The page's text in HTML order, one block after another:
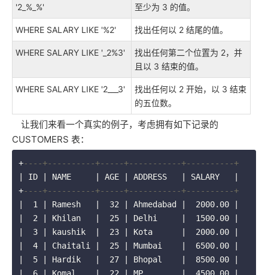
'2_%_%'
至少为 3 的值。
WHERE SALARY LIKE '%2' 找出任何以 2 结尾的值。
WHERE SALARY LIKE '_2%3'
找出任何第二个位置为 2，并
且以 3 结束的值。
WHERE SALARY LIKE '2___3'
找出任何以 2 开始，以 3 结束
的五位数。
让我们来看一个真实的例子，考虑拥有如下记录的
CUSTOMERS 表：
+----+----------+-----+-----------+----------+
| ID | NAME     | AGE | ADDRESS   | SALARY   |
+----+----------+-----+-----------+----------+
|  1 | Ramesh   |  32 | Ahmedabad |  2000.00 |
|  2 | Khilan   |  25 | Delhi     |  1500.00 |
|  3 | kaushik  |  23 | Kota      |  2000.00 |
|  4 | Chaitali |  25 | Mumbai    |  6500.00 |
|  5 | Hardik   |  27 | Bhopal    |  8500.00 |